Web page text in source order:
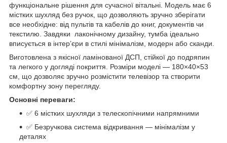
функціональне рішення для сучасної вітальні. Модель має 6
містких шухляд без ручок, що дозволяють зручно зберігати
все необхідне: від пультів та кабелів до книг, документів чи
текстилю. Завдяки лаконічному дизайну, тумба ідеально
вписується в інтер’єри в стилі мінімалізм, модерн або сканди.
Виготовлена з якісної ламінованої ДСП, стійкої до подряпин
та легкого у догляді покриття. Розміри моделі — 180×40×53
см, що дозволяє зручно розмістити телевізор та створити
комфортну зону перегляду.
Основні переваги:
✅ 6 містких шухляди з телескопічними напрямними
✅ Безручкова система відкривання — мінімалізм у
деталях